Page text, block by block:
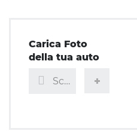
Carica Foto
della tua auto
Scegli file...